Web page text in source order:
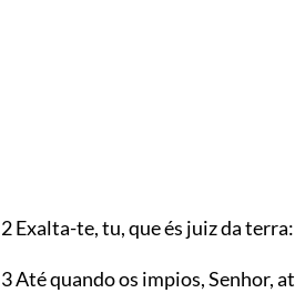
2 Exalta-te, tu, que és juiz da
3 Até quando os impios, Senhor,